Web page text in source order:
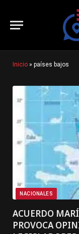
Inicio » países bajos
NACIONALES
ACUERDO
PROVOCA